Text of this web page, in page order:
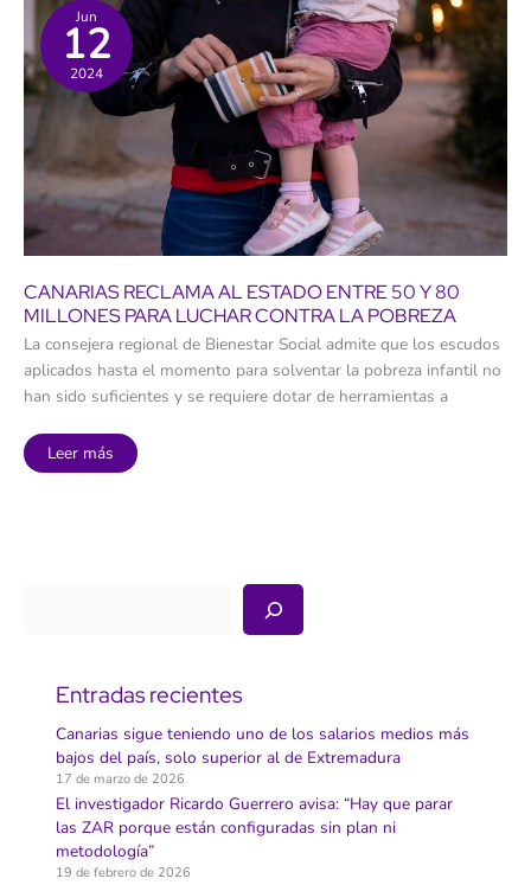
ONG
con
menores
migrantes
en
Canarias
Jun
12
2024
CANARIAS RECLAMA AL ESTADO ENTRE 50 Y 80
MILLONES PARA LUCHAR CONTRA LA POBREZA
La consejera regional de Bienestar Social admite que los escudos
aplicados hasta el momento para solventar la pobreza infantil no
han sido suficientes y se requiere dotar de herramientas a
Canarias
reclama
Leer más
Entradas recientes
Canarias sigue teniendo uno de los salarios medios más
bajos del país, solo superior al de Extremadura
17 de marzo de 2026
El investigador Ricardo Guerrero avisa: “Hay que parar
las ZAR porque están configuradas sin plan ni
metodología”
19 de febrero de 2026